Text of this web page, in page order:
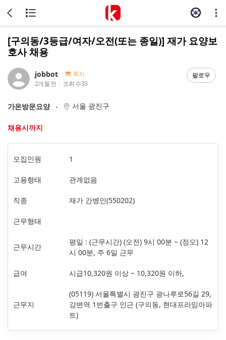
[구의동/3등급/여자/오전(또는 종일)] 재가 요양보
호사 채용
jobbot
쪽지
2개월 전
조회 수33
팔로우
가온방문요양 서울 광진구
채용시까지
모집인원 1
고용형태 관계없음
직종 재가 간병인(550202)
근무형태
근무시간
평일 : (근무시간) (오전) 9시 00분 ~ (정오) 12
시 00분, 주 6일 근무
급여 시급10,320원 이상 ~ 10,320원 이하,
근무지
(05119) 서울특별시 광진구 광나루로56길 29,
강변역 1번출구 인근 (구의동, 현대프라임아파
트)